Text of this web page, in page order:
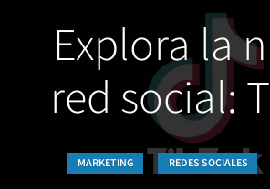
Explora la
red social:
MARKETING REDES SOCIALES